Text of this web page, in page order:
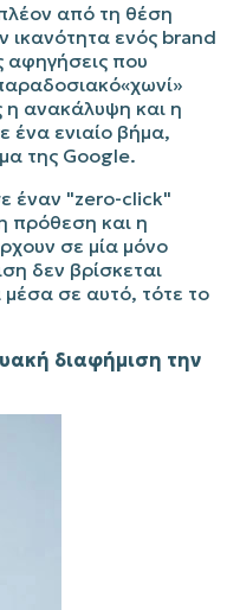
από τη θέση
ικανότητα ενός brand
αφηγήσεις που
δοσιακό«χωνί»
η ανακάλυψη και η
ένα ενιαίο βήμα,
της Google.
έναν "zero-click"
πρόθεση και η
σε μία μόνο
δεν βρίσκεται
σε αυτό, τότε το
διαφήμιση την